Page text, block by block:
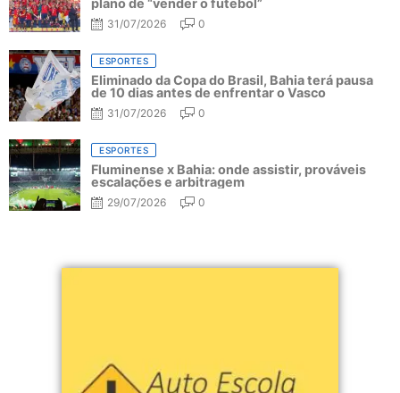
31/07/2026 0
ESPORTES
Eliminado da Copa do Brasil, Bahia terá pausa
de 10 dias antes de enfrentar o Vasco
31/07/2026 0
ESPORTES
Fluminense x Bahia: onde assistir, prováveis
escalações e arbitragem
29/07/2026 0